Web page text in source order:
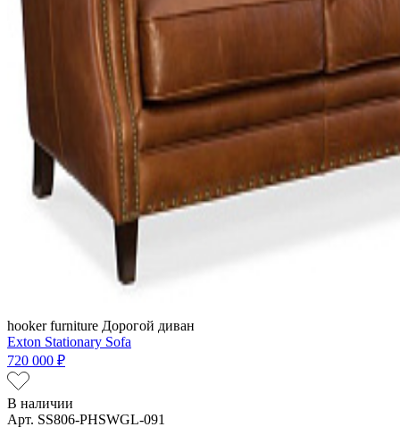
hooker furniture Дорогой диван
Exton Stationary Sofa
720 000 ₽
В наличии
Арт. SS806-PHSWGL-091